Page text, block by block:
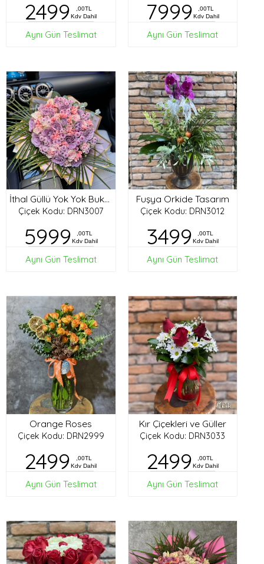
2499
,00TL
Kdv Dahil
Aynı Gün Teslimat
7999
,00TL
Kdv Dahil
Aynı Gün Teslimat
İthal Güllü Yok Yok Buket
Çiçek Kodu: DRN3007
5999
,00TL
Kdv Dahil
Aynı Gün Teslimat
Fuşya Orkide Tasarım
Çiçek Kodu: DRN3012
3499
,00TL
Kdv Dahil
Aynı Gün Teslimat
Orange Roses
Çiçek Kodu: DRN2999
2499
,00TL
Kdv Dahil
Aynı Gün Teslimat
Kır Çiçekleri ve Güller
Çiçek Kodu: DRN3033
2499
,00TL
Kdv Dahil
Aynı Gün Teslimat